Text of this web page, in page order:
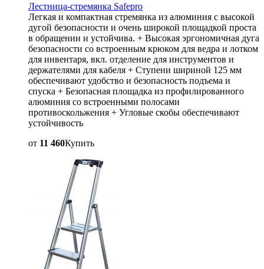
Лестница-стремянка Safepro
Легкая и компактная стремянка из алюминия с высокой
дугой безопасности и очень широкой площадкой проста
в обращении и устойчива. + Высокая эргономичная дуга
безопасности со встроенным крюком для ведра и лотком
для инвентаря, вкл. отделение для инструментов и
держателями для кабеля + Ступени шириной 125 мм
обеспечивают удобство и безопасность подъема и
спуска + Безопасная площадка из профилированного
алюминия со встроенными полосами
противоскольжения + Угловые скобы обеспечивают
устойчивость
от 11 460Купить